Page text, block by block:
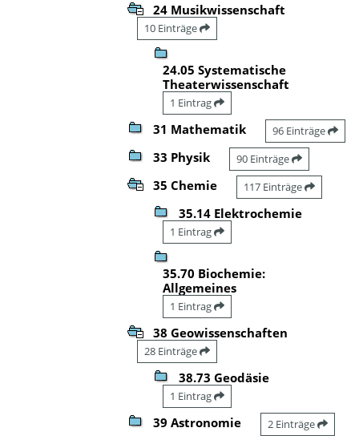
24 Musikwissenschaft
10 Einträge
24.05 Systematische
Theaterwissenschaft
1 Eintrag
31 Mathematik 96 Einträge
33 Physik 90 Einträge
35 Chemie 117 Einträge
35.14 Elektrochemie
1 Eintrag
35.70 Biochemie:
Allgemeines
1 Eintrag
38 Geowissenschaften
28 Einträge
38.73 Geodäsie
1 Eintrag
39 Astronomie 2 Einträge